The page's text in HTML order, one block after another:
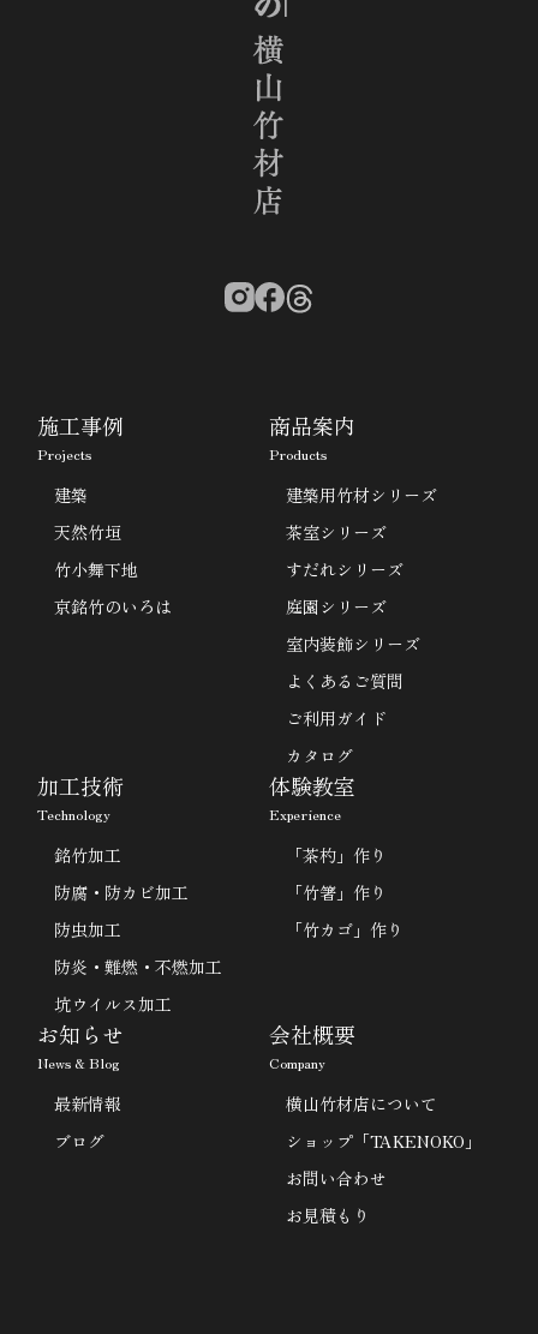
施工事例
Projects
建築
天然竹垣
竹小舞下地
京銘竹のいろは
商品案内
Products
建築用竹材シリーズ
茶室シリーズ
すだれシリーズ
庭園シリーズ
室内装飾シリーズ
よくあるご質問
ご利用ガイド
カタログ
加工技術
Technology
銘竹加工
防腐・防カビ加工
防虫加工
防炎・難燃・不燃加工
坑ウイルス加工
体験教室
Experience
「茶杓」作り
「竹箸」作り
「竹カゴ」作り
お知らせ
News & Blog
最新情報
ブログ
会社概要
Company
横山竹材店について
ショップ「TAKENOKO」
お問い合わせ
お見積もり